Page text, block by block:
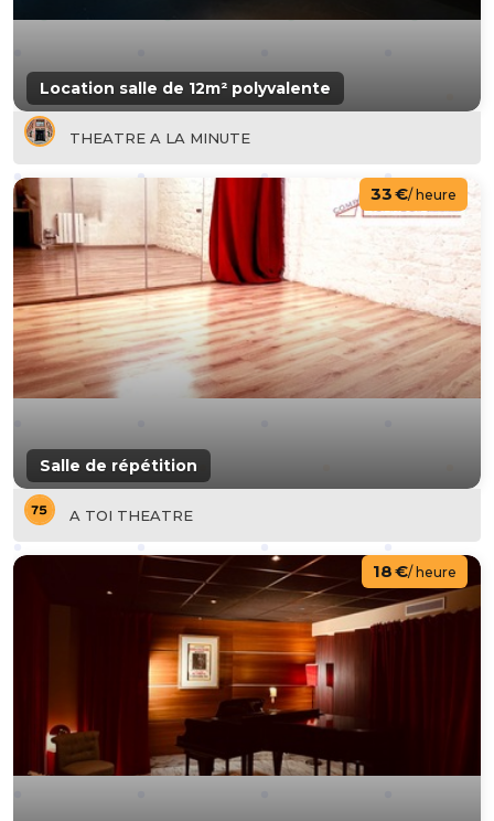
Location salle de 12m² polyvalente
THEATRE A LA MINUTE
Salle de répétition
33 €/ heure
A TOI THEATRE
18 €/ heure